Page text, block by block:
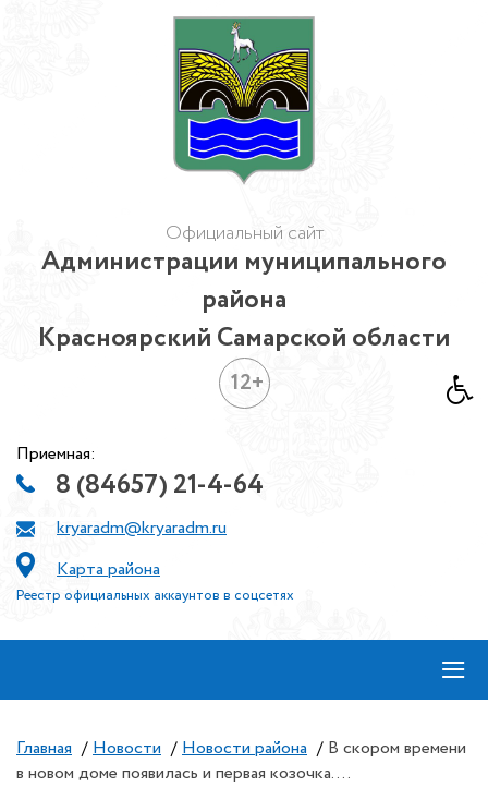
Официальный сайт
Администрации муниципального
района
Красноярский Самарской области
12+
Приемная:
8 (84657) 21-4-64
kryaradm@kryaradm.ru
Карта района
Реестр официальных аккаунтов в соцсетях
≡
Главная / Новости / Новости района / В скором времени
в новом доме появилась и первая козочка....